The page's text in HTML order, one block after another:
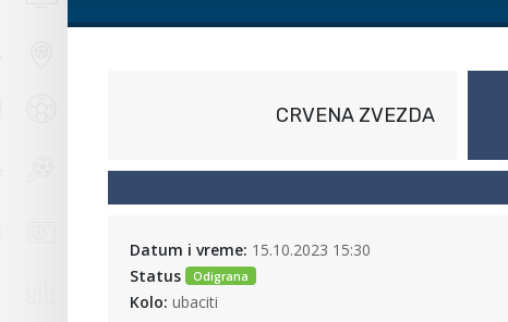
CRVENA ZVEZDA
Datum i vreme: 15.10.2023 15:30
Status
Odigrana
Kolo: ubaciti